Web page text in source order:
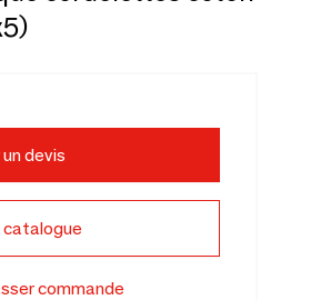
devis
catalogue
commande